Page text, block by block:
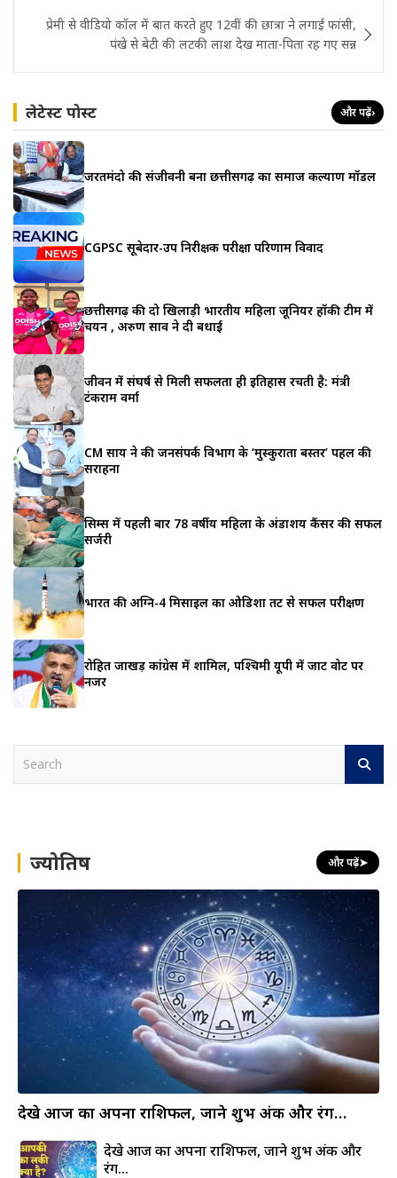
प्रेमी से वीडियो कॉल में बात करते हुए 12वीं की छात्रा ने लगाई फांसी,
पंखे से बेटी की लटकी लाश देख माता-पिता रह गए सन्न
लेटेस्ट पोस्ट और पढ़ें›
जरूरतमंदो की संजीवनी बना छत्तीसगढ़ का समाज कल्याण मॉडल
CGPSC सूबेदार-उप निरीक्षक परीक्षा परिणाम विवाद
छत्तीसगढ़ की दो खिलाड़ी भारतीय महिला जूनियर हॉकी टीम में
चयन , अरुण साव ने दी बधाई
जीवन में संघर्ष से मिली सफलता ही इतिहास रचती है: मंत्री
टंकराम वर्मा
CM साय ने की जनसंपर्क विभाग के ‘मुस्कुराता बस्तर’ पहल की
सराहना
सिम्स में पहली बार 78 वर्षीय महिला के अंडाशय कैंसर की सफल
सर्जरी
भारत की अग्नि-4 मिसाइल का ओडिशा तट से सफल परीक्षण
रोहित जाखड़ कांग्रेस में शामिल, पश्चिमी यूपी में जाट वोट पर
नजर
h ज्योतिष और पढ़ें➤
देखे आज का अपना राशिफल, जाने शुभ अंक और रंग…
देखे आज का अपना राशिफल, जाने शुभ अंक और
रंग…